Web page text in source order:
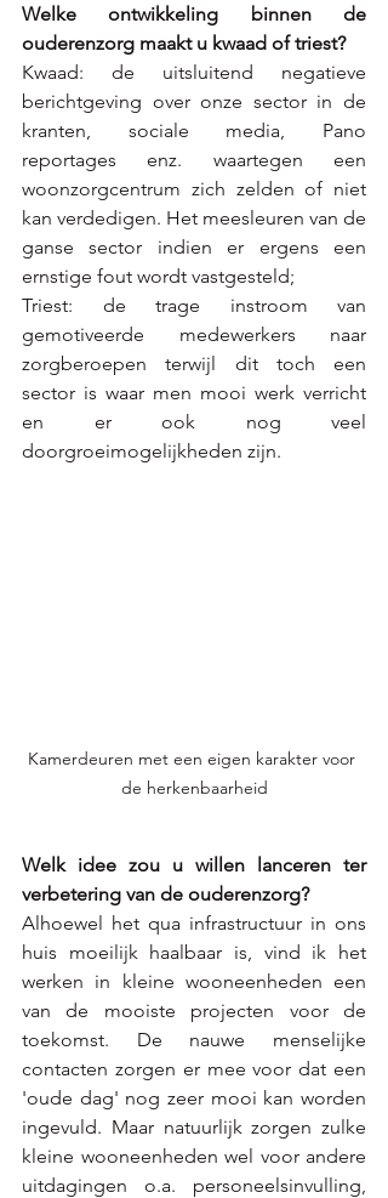
Welke ontwikkeling binnen de
ouderenzorg maakt u kwaad of triest?
Kwaad: de uitsluitend negatieve
berichtgeving over onze sector in de
kranten, sociale media, Pano
reportages enz. waartegen een
woonzorgcentrum zich zelden of niet
kan verdedigen. Het meesleuren van de
ganse sector indien er ergens een
ernstige fout wordt vastgesteld;
Triest: de trage instroom van
gemotiveerde medewerkers naar
zorgberoepen terwijl dit toch een
sector is waar men mooi werk verricht
en er ook nog veel
doorgroeimogelijkheden zijn.
Kamerdeuren met een eigen karakter voor
de herkenbaarheid
Welk idee zou u willen lanceren ter
verbetering van de ouderenzorg?
Alhoewel het qua infrastructuur in ons
huis moeilijk haalbaar is, vind ik het
werken in kleine wooneenheden een
van de mooiste projecten voor de
toekomst. De nauwe menselijke
contacten zorgen er mee voor dat een
'oude dag' nog zeer mooi kan worden
ingevuld. Maar natuurlijk zorgen zulke
kleine wooneenheden wel voor andere
uitdagingen o.a. personeelsinvulling,